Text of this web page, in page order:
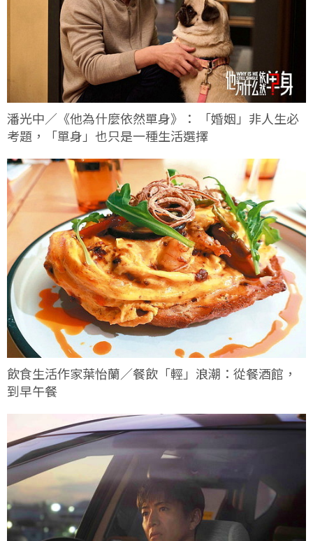
潘光中／《他為什麼依然單身》： 「婚姻」非人生必
考題，「單身」也只是一種生活選擇
飲食生活作家葉怡蘭／餐飲「輕」浪潮：從餐酒館，
到早午餐